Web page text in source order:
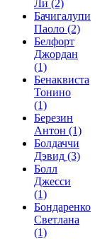
Ли (2)
Бачигалупи
Паоло (2)
Белфорт
Джордан
(1)
Бенаквиста
Тонино
(1)
Березин
Антон (1)
Болдаччи
Дэвид (3)
Болл
Джесси
(1)
Бондаренко
Светлана
(1)